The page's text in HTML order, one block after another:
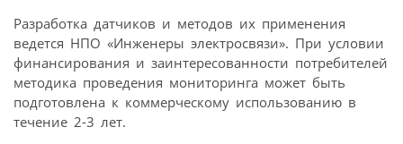
Разработка датчиков и методов их применения
ведется НПО «Инженеры электросвязи». При условии
финансирования и заинтересованности потребителей
методика проведения мониторинга может быть
подготовлена к коммерческому использованию в
течение 2-3 лет.